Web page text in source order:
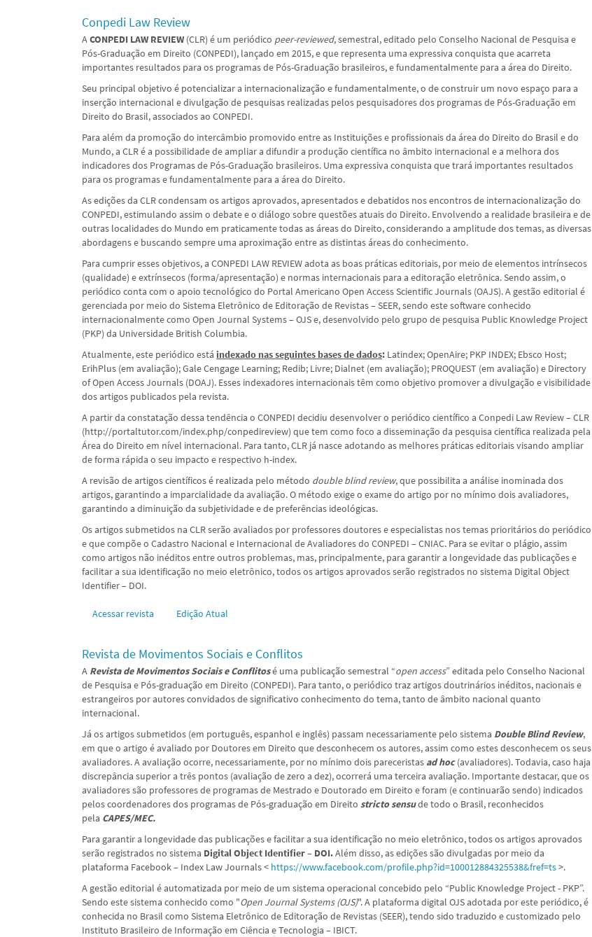
Conpedi Law Review
ACONPEDI LAW REVIEW (CLR) é um periódico peer-reviewed, semestral, editado pelo Conselho Nacional de Pesquisa e
Pós-Graduação em Direito (CONPEDI), lançado em 2015, e que representa uma expressiva conquista que acarreta
importantes resultados para os programas de Pós-Graduação brasileiros, e fundamentalmente para a área do Direito.
Seu principal objetivo é potencializar a internacionalização e fundamentalmente, o de construir um novo espaço para a
inserção internacional e divulgação de pesquisas realizadas pelos pesquisadores dos programas de Pós-Graduação em
Direito do Brasil, associados ao CONPEDI.
Para além da promoção do intercâmbio promovido entre as Instituições e profissionais da área do Direito do Brasil e do
Mundo, a CLR é a possibilidade de ampliar a difundir a produção científica no âmbito internacional e a melhora dos
indicadores dos Programas de Pós-Graduação brasileiros. Uma expressiva conquista que trará importantes resultados
para os programas e fundamentalmente para a área do Direito.
As edições da CLR condensam os artigos aprovados, apresentados e debatidos nos encontros de internacionalização do
CONPEDI, estimulando assim o debate e o diálogo sobre questões atuais do Direito. Envolvendo a realidade brasileira e de
outras localidades do Mundo em praticamente todas as áreas do Direito, considerando a amplitude dos temas, as diversas
abordagens e buscando sempre uma aproximação entre as distintas áreas do conhecimento.
Para cumprir esses objetivos, a CONPEDI LAW REVIEW adota as boas práticas editoriais, por meio de elementos intrínsecos
(qualidade) e extrínsecos (forma/apresentação) e normas internacionais para a editoração eletrônica. Sendo assim, o
periódico conta com o apoio tecnológico do Portal Americano Open Access Scientific Journals (OAJS). A gestão editorial é
gerenciada por meio do Sistema Eletrônico de Editoração de Revistas – SEER, sendo este software conhecido
internacionalmente como Open Journal Systems – OJS e, desenvolvido pelo grupo de pesquisa Public Knowledge Project
(PKP) da Universidade British Columbia.
Atualmente, este periódico está indexado nas seguintes bases de dados: Latindex; OpenAire; PKP INDEX; Ebsco Host;
ErihPlus (em avaliação); Gale Cengage Learning; Redib; Livre; Dialnet (em avaliação); PROQUEST (em avaliação) e Directory
of Open Access Journals (DOAJ). Esses indexadores internacionais têm como objetivo promover a divulgação e visibilidade
dos artigos publicados pela revista.
A partir da constatação dessa tendência o CONPEDI decidiu desenvolver o periódico científico a Conpedi Law Review – CLR
(http://portaltutor.com/index.php/conpedireview) que tem como foco a disseminação da pesquisa científica realizada pela
Área do Direito em nível internacional. Para tanto, CLR já nasce adotando as melhores práticas editoriais visando ampliar
de forma rápida o seu impacto e respectivo h-index.
A revisão de artigos científicos é realizada pelo método double blind review, que possibilita a análise inominada dos
artigos, garantindo a imparcialidade da avaliação. O método exige o exame do artigo por no mínimo dois avaliadores,
garantindo a diminuição da subjetividade e de preferências ideológicas.
Os artigos submetidos na CLR serão avaliados por professores doutores e especialistas nos temas prioritários do periódico
e que compõe o Cadastro Nacional e Internacional de Avaliadores do CONPEDI – CNIAC. Para se evitar o plágio, assim
como artigos não inéditos entre outros problemas, mas, principalmente, para garantir a longevidade das publicações e
facilitar a sua identificação no meio eletrônico, todos os artigos aprovados serão registrados no sistema Digital Object
Identifier – DOI.
Acessar revista Edição Atual
Revista de Movimentos Sociais e Conflitos
A Revista de Movimentos Sociais e Conflitosé uma publicação semestral “open access” editada pelo Conselho Nacional
de Pesquisa e Pós-graduação em Direito (CONPEDI). Para tanto, o periódico traz artigos doutrinários inéditos, nacionais e
estrangeiros por autores convidados de significativo conhecimento do tema, tanto de âmbito nacional quanto
internacional.
Já os artigos submetidos (em português, espanhol e inglês) passam necessariamente pelo sistema Double Blind Review,
em que o artigo é avaliado por Doutores em Direito que desconhecem os autores, assim como estes desconhecem os seus
avaliadores. A avaliação ocorre, necessariamente, por no mínimo dois pareceristas ad hoc(avaliadores). Todavia, caso haja
discrepância superior a três pontos (avaliação de zero a dez), ocorrerá uma terceira avaliação. Importante destacar, que os
avaliadores são professores de programas de Mestrado e Doutorado em Direito e foram (e continuarão sendo) indicados
pelos coordenadores dos programas de Pós-graduação em Direito stricto sensude todo o Brasil, reconhecidos
pela CAPES/MEC.
Para garantir a longevidade das publicações e facilitar a sua identificação no meio eletrônico, todos os artigos aprovados
serão registrados no sistema Digital Object Identifier – DOI.Além disso, as edições são divulgadas por meio da
plataforma Facebook – Index Law Journals < https://www.facebook.com/profile.php?id=100012884325538&fref=ts>.
A gestão editorial é automatizada por meio de um sistema operacional concebido pelo “Public Knowledge Project - PKP”.
Sendo este sistema conhecido como "Open Journal Systems (OJS)". A plataforma digital OJS adotada por este periódico, é
conhecida no Brasil como Sistema Eletrônico de Editoração de Revistas (SEER), tendo sido traduzido e customizado pelo
Instituto Brasileiro de Informação em Ciência e Tecnologia – IBICT.